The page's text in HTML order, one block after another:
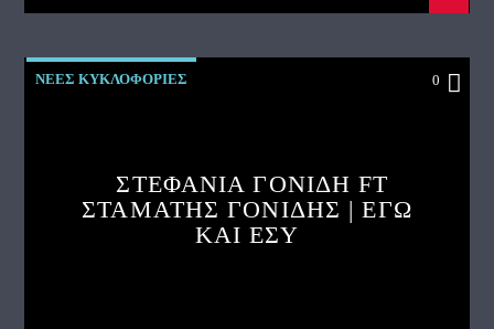
ΝΕΕΣ ΚΥΚΛΟΦΟΡΙΕΣ 0
ΣΤΕΦΑΝΙΑ ΓΟΝΙΔΗ FT
ΣΤΑΜΑΤΗΣ ΓΟΝΙΔΗΣ | ΕΓΩ
ΚΑΙ ΕΣΥ